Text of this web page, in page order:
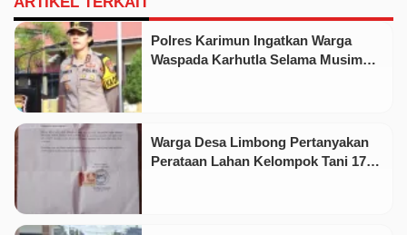
Polres Karimun Ingatkan Warga
Waspada Karhutla Selama Musim
Warga Desa Limbong Pertanyakan
Perataan Lahan Kelompok Tani 17